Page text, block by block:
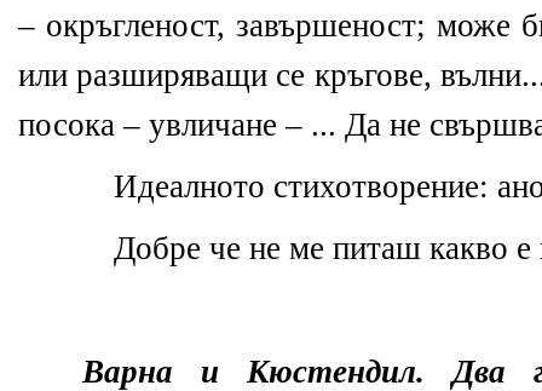
– окръгленост, завършеност; може
или разширяващи се кръгове,
посока – увличане – ... Да не
Идеалното стихотворение:
Добре че не ме питаш какво е
Варна и Кюстендил. Два